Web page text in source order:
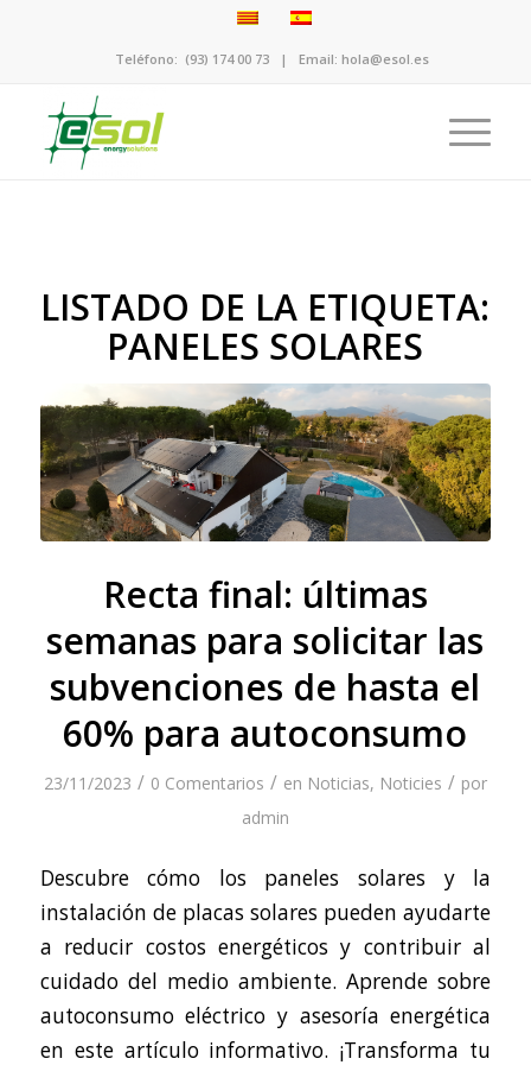
Teléfono: (93) 174 00 73 | Email:hola@esol.es
LISTADO DE LA ETIQUETA:
PANELES SOLARES
Recta final: últimas
semanas para solicitar las
subvenciones de hasta el
60% para autoconsumo
23/11/2023 / 0 Comentarios / en Noticias, Noticies / por
admin
Descubre cómo los paneles solares y la
instalación de placas solares pueden ayudarte
a reducir costos energéticos y contribuir al
cuidado del medio ambiente. Aprende sobre
autoconsumo eléctrico y asesoría energética
en este artículo informativo. ¡Transforma tu